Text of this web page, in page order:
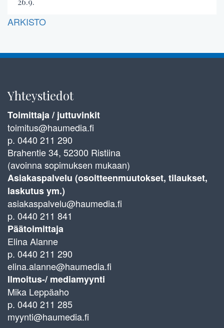
ARKISTO
Yhteystiedot
Toimittaja / juttuvinkit
toimitus@haumedia.fi
p. 0440 211 290
Brahentie 34, 52300 Ristiina
(avoinna sopimuksen mukaan)
Asiakaspalvelu (osoitteenmuutokset, tilaukset,
laskutus ym.)
asiakaspalvelu@haumedia.fi
p. 0440 211 841
Päätoimittaja
Elina Alanne
p. 0440 211 290
elina.alanne@haumedia.fi
Ilmoitus-/ mediamyynti
Mika Leppäaho
p. 0440 211 285
myynti@haumedia.fi